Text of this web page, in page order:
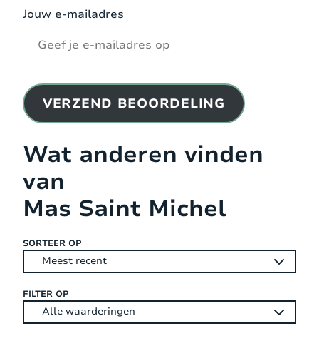
Jouw e-mailadres
VERZEND BEOORDELING
Wat anderen vinden
van
Mas Saint Michel
SORTEER OP
FILTER OP